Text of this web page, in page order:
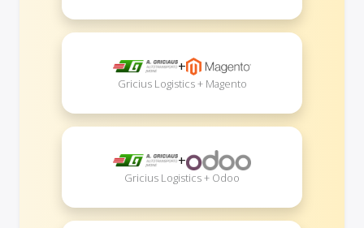
+
Gricius Logistics + Magento
+
Gricius Logistics + Odoo